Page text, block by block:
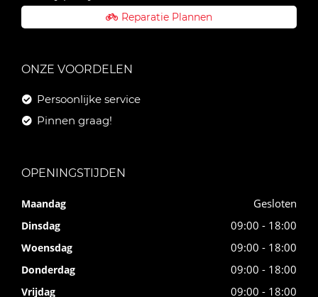
Reparatie Plannen
ONZE VOORDELEN
Persoonlijke service
Pinnen graag!
OPENINGSTIJDEN
Maandag Gesloten
Dinsdag 09:00 - 18:00
Woensdag 09:00 - 18:00
Donderdag 09:00 - 18:00
Vrijdag 09:00 - 18:00